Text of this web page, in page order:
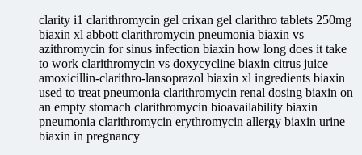
clarity i1 clarithromycin gel crixan gel clarithro tablets 250mg
biaxin xl abbott clarithromycin pneumonia biaxin vs
azithromycin for sinus infection biaxin how long does it take
to work clarithromycin vs doxycycline biaxin citrus juice
amoxicillin-clarithro-lansoprazol biaxin xl ingredients biaxin
used to treat pneumonia clarithromycin renal dosing biaxin on
an empty stomach clarithromycin bioavailability biaxin
pneumonia clarithromycin erythromycin allergy biaxin urine
biaxin in pregnancy